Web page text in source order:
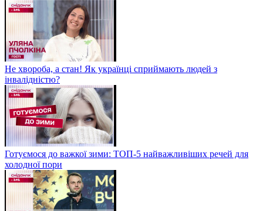
Не хвороба, а стан! Як українці сприймають людей з
інвалідністю?
Готуємося до важкої зими: ТОП-5 найважливіших речей для
холодної пори